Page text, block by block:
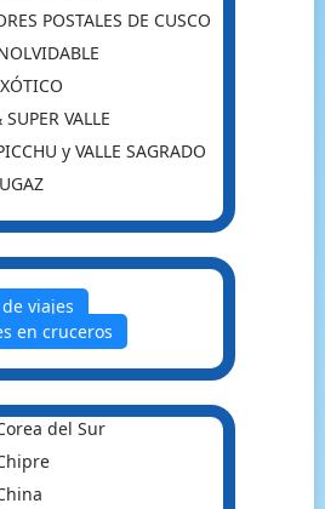
POSTALES DE CUSCO
VALLE
y VALLE SAGRADO
viajes
en cruceros
del Sur